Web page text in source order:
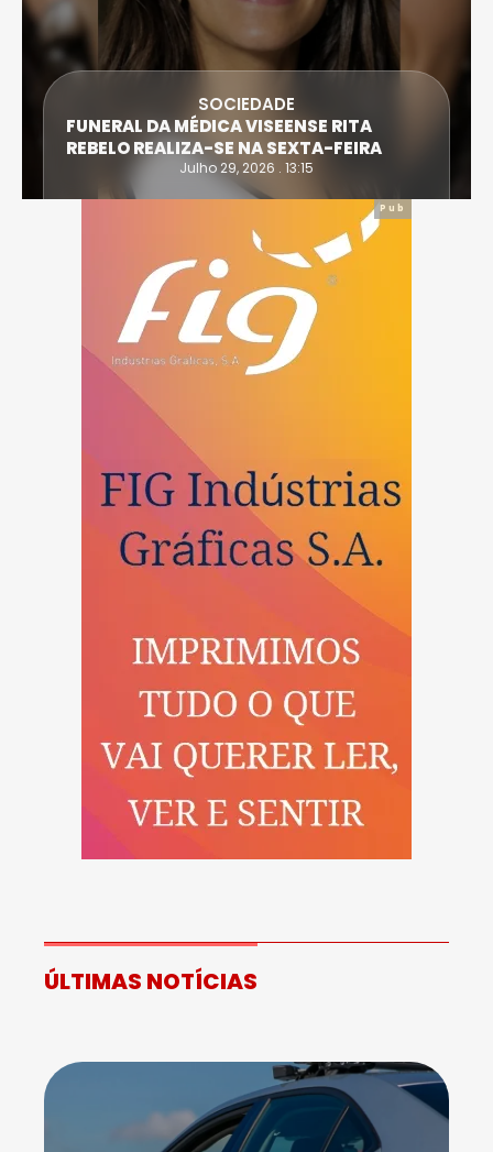
SOCIEDADE
FUNERAL DA MÉDICA VISEENSE RITA
REBELO REALIZA-SE NA SEXTA-FEIRA
Julho 29, 2026 . 13:15
Pub
ÚLTIMAS NOTÍCIAS